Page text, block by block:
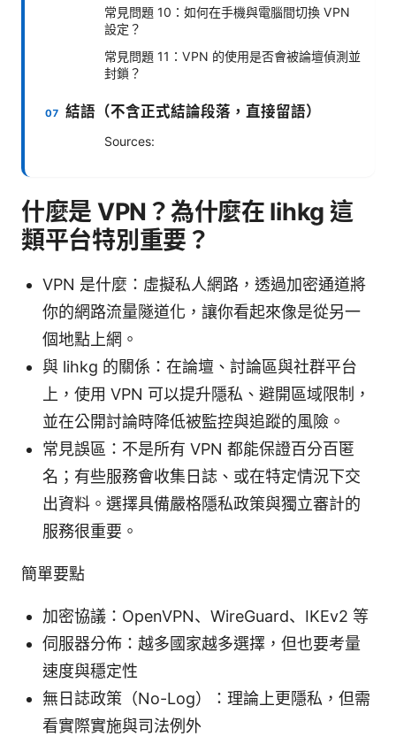
常見問題 10：如何在手機與電腦間切換 VPN
設定？
常見問題 11：VPN 的使用是否會被論壇偵測並
封鎖？
結語（不含正式結論段落，直接留語）
Sources:
什麼是 VPN？為什麼在 lihkg 這
類平台特別重要？
VPN 是什麼：虛擬私人網路，透過加密通道將
你的網路流量隧道化，讓你看起來像是從另一
個地點上網。
與 lihkg 的關係：在論壇、討論區與社群平台
上，使用 VPN 可以提升隱私、避開區域限制，
並在公開討論時降低被監控與追蹤的風險。
常見誤區：不是所有 VPN 都能保證百分百匿
名；有些服務會收集日誌、或在特定情況下交
出資料。選擇具備嚴格隱私政策與獨立審計的
服務很重要。
簡單要點
加密協議：OpenVPN、WireGuard、IKEv2 等
伺服器分佈：越多國家越多選擇，但也要考量
速度與穩定性
無日誌政策（No-Log）：理論上更隱私，但需
看實際實施與司法例外